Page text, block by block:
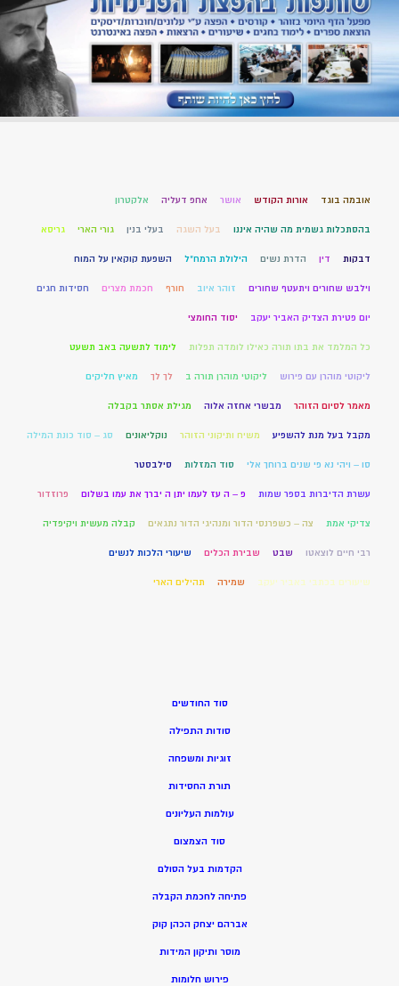
אובמה בוגד אורות הקודש אושר אחפ דעליה אלקטרון
בהסתכלות גשמית מה שהיה איננו בעל השגה בעלי בנין גורי הארי גריסא
דבקות דין הדרת נשים הילולת הרמח"ל השפעת קוקאין על המוח
וילבש שחורים ויתעטף שחורים זוהר איוב חורף חכמת מצרים חסידות חגים
יום פטירת הצדיק האביר יעקב יסוד החומצי
כל המלמד את בתו תורה כאילו לומדה תפלות לימוד לתשעה באב תשעט
ליקוטי מוהרן עם פירוש ליקוטי מוהרן תורה ב לך לך מאיץ חליקים
מאמר לסיום הזוהר מבשרי אחזה אלוה מגילת אסתר בקבלה
מקבל בעל מנת להשפיע משיח ותיקוני הזוהר נוקליאונים סג – סוד כונת המילה
סו – ויהי נא פי שנים ברוחך אלי סוד המזלות סילבסטר
עשרת הדיברות בספר שמות פ – ה עז לעמו יתן ה יברך את עמו בשלום פרוזדור
צדיקי אמת צה – כשפרנסי הדור ומנהיגי הדור נתגאים קבלה מעשית ויקיפדיה
רבי חיים לוצאטו שבט שבירת הכלים שיעורי הלכות לנשים
שיעורים בכתבי באביר יעקב שמירה תהילים הארי
סוד החודשים
סודות התפילה
זוגיות ומשפחה
תורת החסידות
עולמות העליונים
סוד הצמצום
הקדמות בעל הסולם
פתיחה לחכמת הקבלה
אברהם יצחק הכהן קוק
מוסר ותיקון המידות
פירוש חלומות